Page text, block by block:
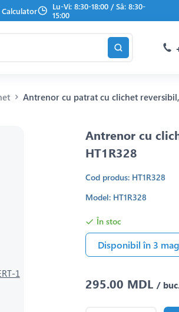
Calculator
Lu-Vi: 8:30-18:00 / Sâ: 8:30-
15:00
Antrenor cu patrat cu clichet reversibil,
Antrenor cu
HT1R328
Cod produs: HT1R328
Model: HT1R328
În stoc
Disponibil în 3
295.00 MDL/